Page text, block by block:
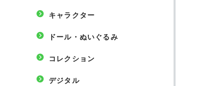
キャラクター
ドール・ぬいぐるみ
コレクション
デジタル